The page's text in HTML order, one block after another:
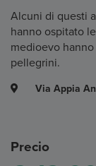
Alcuni di questi
hanno ospitato
medioevo
pellegrini.
Via Appia
Precio